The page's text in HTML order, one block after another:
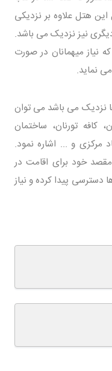
هتل علاوه بر نزدیکی
نیز نزدیک می باشد.
نیاز میهمانان در صورت
نماید.
نزدیک می باشد می توان
کافه تورنان، ساختمان
مرکزی و ... اشاره نمود.
خود برای اقامت در
دسترسی پیدا کرده و نیاز